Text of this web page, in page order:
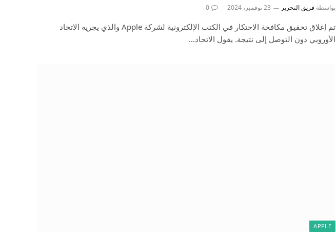
بواسطة فريق التحرير 23 نوفمبر، 2024 0
تم إغلاق تحقيق مكافحة الاحتكار في الكتب الإلكترونية لشركة Apple والذي يجريه الاتحاد
الأوروبي دون التوصل إلى نتيجة. يقول الاتحاد…
APPLE